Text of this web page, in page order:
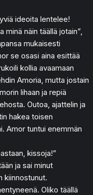
ideoita lentelee!
minä näin täällä jotain”,
mukaisesti
se osasi aina esittää
kollia avaamaan
Amoria, mutta jostain
lihaan ja repiä
Outoa, ajattelin ja
hakea toisen
Amor tuntui enemmän
kissoja!”
ja sai minut
kiinnostunut.
Oliko täällä